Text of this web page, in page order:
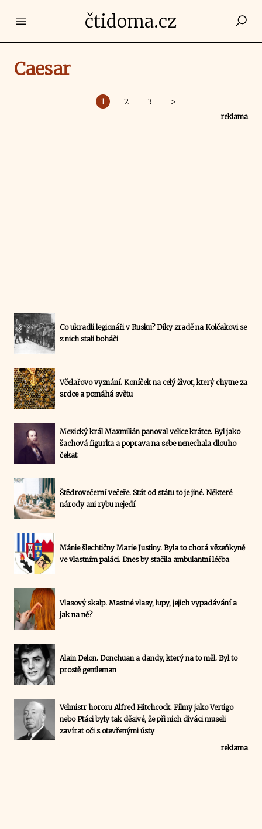
Open main menučtidoma.cz
Caesar
1 2 3 >
reklama
Co ukradli legionáři v Rusku? Díky zradě na Kolčakovi se
z nich stali boháči
Včelařovo vyznání. Koníček na celý život, který chytne za
srdce a pomáhá světu
Mexický král Maxmilián panoval velice krátce. Byl jako
šachová figurka a poprava na sebe nenechala dlouho
čekat
Štědrovečerní večeře. Stát od státu to je jiné. Některé
národy ani rybu nejedí
Mánie šlechtičny Marie Justiny. Byla to chorá vězeňkyně
ve vlastním paláci. Dnes by stačila ambulantní léčba
Vlasový skalp. Mastné vlasy, lupy, jejich vypadávání a
jak na ně?
Alain Delon. Donchuan a dandy, který na to měl. Byl to
prostě gentleman
Velmistr hororu Alfred Hitchcock. Filmy jako Vertigo
nebo Ptáci byly tak děsivé, že při nich diváci museli
zavírat oči s otevřenými ústy
reklama